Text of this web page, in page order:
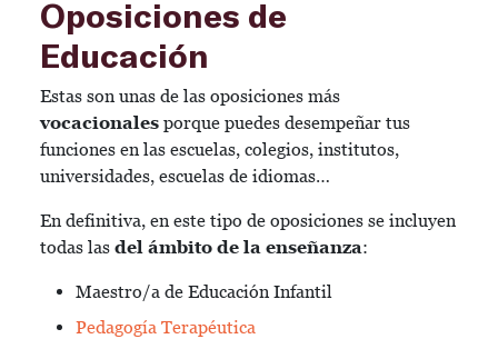
Oposiciones de
Educación
Estas son unas de las oposiciones más
vocacionales porque puedes desempeñar tus
funciones en las escuelas, colegios, institutos,
universidades, escuelas de idiomas…
En definitiva, en este tipo de oposiciones se incluyen
todas las del ámbito de la enseñanza:
Maestro/a de Educación Infantil
Pedagogía Terapéutica